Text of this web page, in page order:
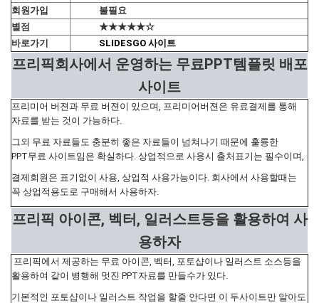
회원가입
불필요
별점
★★★★★☆
바로가기
SLIDESGO 사이트
프리픽회사에서 운영하는 무료PPT템플릿 배포
사이트
프리미어 버젼과 무료 버젼이 있으며, 프리미어버젼은 유료결제를 통해
자료를 받는 것이 가능하다.
그외 무료 자료들도 충분히 좋은 자료들이 넘쳐나기 때문에 훌륭한
PPT무료 사이트임은 확실하다. 상업적으로 사용시 출처표기는 필수이며,
결제회원은 표기없이 사용, 상업적 사용가능이다. 회사에서 사용할때는
꼭 상업적용도로 구매해서 사용하자.
프리픽 아이콘, 벡터, 일러스트등을 활용하여 사
용하자
프리픽에서 제공하는 무료 아이콘, 벡터, 포토샵이나 일러스트 소스등을
활용하여 같이 병행해 멋진 PPT자료를 만들수가 있다.
기본적인 포토샵이나 일러스트 작업을 할줄 안다면 이 두사이트만 알아도